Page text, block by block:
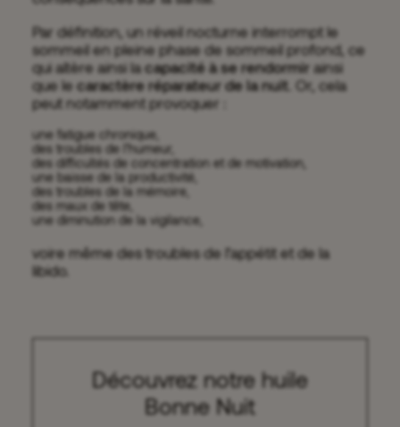
Par définition, un réveil nocturne interrompt le
sommeil en pleine phase de sommeil profond, ce
qui altère ainsi lacapacité à se rendormir ainsi
que le caractère réparateur de la nuit . Or, cela
peut notamment provoquer :
une fatigue chronique,
des troubles de l’humeur,
des difficultés de concentration et de motivation,
une baisse de la productivité,
des troubles de la mémoire,
des maux de tête
une diminution de la vigilance,
voire même des troubles de l’appétit et de la
libido.
Découvrez notre huile
Bonne Nuit